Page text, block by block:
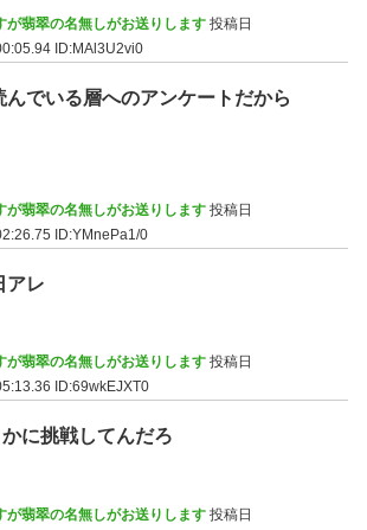
が翡翠の名無しがお送りします 投稿日
ID:MAl3U2vi0
んでいる層へのアンケートだから
が翡翠の名無しがお送りします 投稿日
ID:YMnePa1/0
アレ
が翡翠の名無しがお送りします 投稿日
ID:69wkEJXT0
に挑戦してんだろ
が翡翠の名無しがお送りします 投稿日